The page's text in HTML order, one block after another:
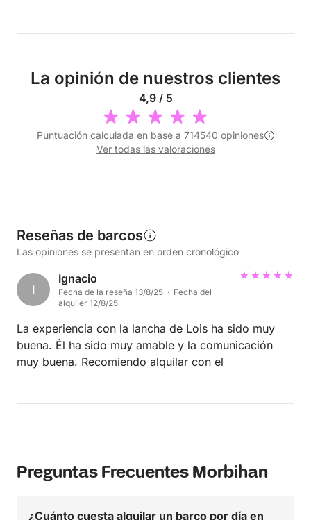
La opinión de nuestros clientes
4,9 / 5
Puntuación calculada en base a 714540 opiniones
Ver todas las valoraciones
Reseñas de barcos
Las opiniones se presentan en orden cronológico
I
Ignacio
Fecha de la reseña 13/8/25 · Fecha del
alquiler 12/8/25
La experiencia con la lancha de Lois ha sido muy
buena. Él ha sido muy amable y la comunicación
muy buena. Recomiendo alquilar con el
Preguntas Frecuentes Morbihan
¿Cuánto cuesta alquilar un barco por día en